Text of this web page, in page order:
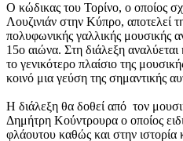
Ο κώδικας του Τορίνο, ο οποίος
Λουζινιάν στην Κύπρο, αποτελεί
πολυφωνικής γαλλικής μουσικής
15ο αιώνα. Στη διάλεξη
το γενικότερο πλαίσιο της
κοινό μια γεύση της σημαντικής
Η διάλεξη θα δοθεί από τον
Δημήτρη Κούντρουρα ο οποίος
φλάουτου καθώς και στην ιστορία